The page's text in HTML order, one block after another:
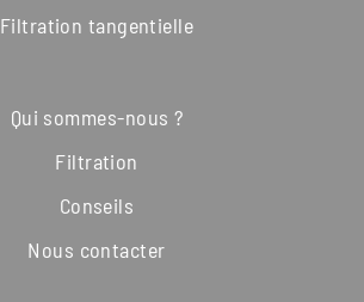
Filtration tangentielle
Qui sommes-nous ?
Filtration
Conseils
Nous contacter